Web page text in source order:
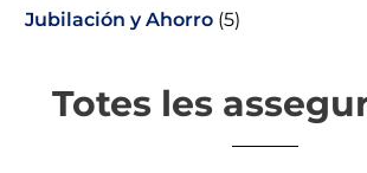
Jubilación y Ahorro (5)
Totes les